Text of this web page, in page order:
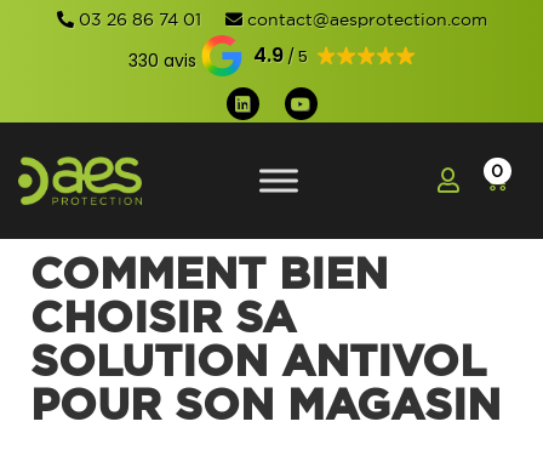
03 26 86 74 01 contact@aesprotection.com
330 avis 4.9
0
COMMENT BIEN
CHOISIR SA
SOLUTION ANTIVOL
POUR SON MAGASIN